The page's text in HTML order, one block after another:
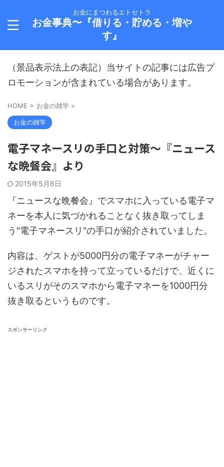
お金にまつわるエトセトラ
お金事典〜『借りる・貯める・増や
す』
（景品表示法上の表記）当サイトの記事には広告プ
ロモーションが含まれている場合があります。
HOME > お金の雑学 >
お金の雑学
電子マネースリの手口と対策～『ニュース
な晩餐会』より
2015年5月6日
『ニュースな晩餐会』でスマホに入っている電子マ
ネーを本人に気づかれることなく抜き取ってしま
う"電子マネースリ"の手口が紹介されていました。
内容は、ゲストが5000円分の電子マネーがチャー
ジされたスマホを持って立っているだけで、近くに
いるスリがそのスマホから電子マネーを1000円分
抜き取るというものです。
スポンサーリンク